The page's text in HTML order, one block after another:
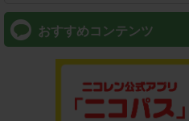
おすすめコンテンツ